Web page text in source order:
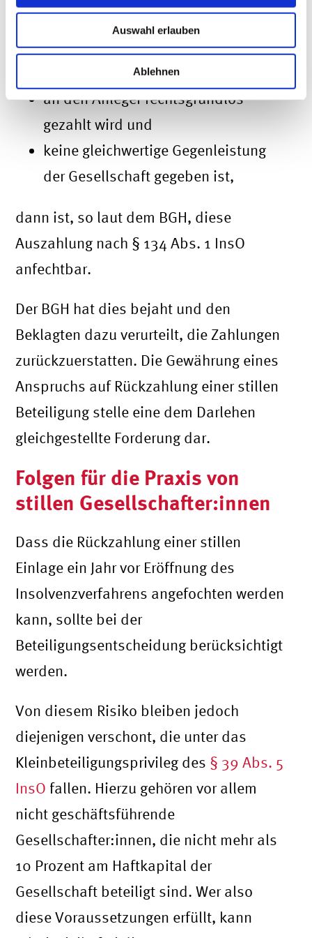
Auswahl erlauben
Ablehnen
134 InsOdarstellt.
Wenn
an den Anleger rechtsgrundlos
gezahlt wird und
keine gleichwertige Gegenleistung
der Gesellschaft gegeben ist,
dann ist, so laut dem BGH, diese
Auszahlung nach § 134 Abs. 1 InsO
anfechtbar.
Der BGH hat dies bejaht und den
Beklagten dazu verurteilt, die Zahlungen
zurückzuerstatten. Die Gewährung eines
Anspruchs auf Rückzahlung einer stillen
Beteiligung stelle eine dem Darlehen
gleichgestellte Forderung dar.
Folgen für die Praxis von
stillen Gesellschafter:innen
Dass die Rückzahlung einer stillen
Einlage ein Jahr vor Eröffnung des
Insolvenzverfahrens angefochten werden
kann, sollte bei der
Beteiligungsentscheidung berücksichtigt
werden.
Von diesem Risiko bleiben jedoch
diejenigen verschont, die unter das
Kleinbeteiligungsprivileg des § 39 Abs. 5
InsO fallen. Hierzu gehören vor allem
nicht geschäftsführende
Gesellschafter:innen, die nicht mehr als
10 Prozent am Haftkapital der
Gesellschaft beteiligt sind. Wer also
diese Voraussetzungen erfüllt, kann